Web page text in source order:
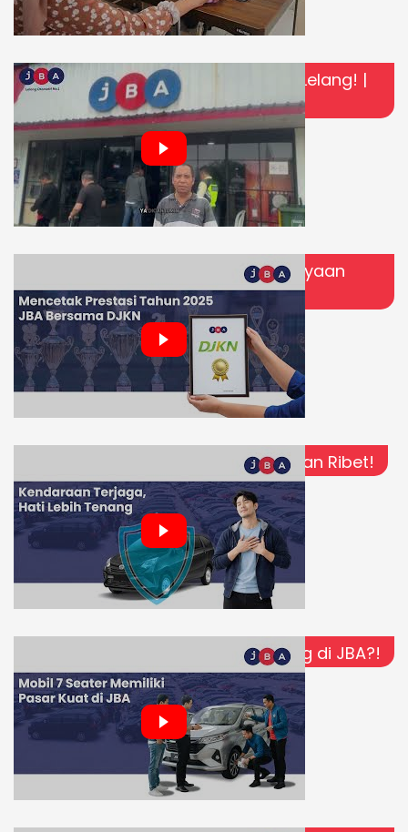
Beda Pulau Bukan Hambatan Ikut Lelang! |
Testimoni Bapak Fabian
Pencapaian JBA di 2025 | Kepercayaan
Sobat JBA Jadi Bukti Nyata
Jual Kendaraan Lewat JBA Gak Akan Ribet!
Mobil 7 Seater Punya Pasar Penting di JBA?!